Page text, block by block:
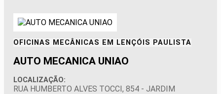
OFICINAS MECÂNICAS EM LENÇÓIS PAULISTA
AUTO MECANICA UNIAO
LOCALIZAÇÃO:
RUA HUMBERTO ALVES TOCCI, 854 - JARDIM